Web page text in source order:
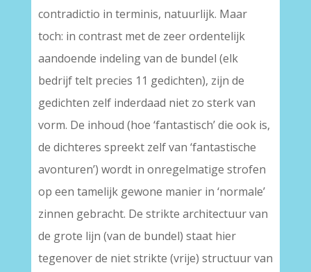
contradictio in terminis, natuurlijk. Maar
toch: in contrast met de zeer ordentelijk
aandoende indeling van de bundel (elk
bedrijf telt precies 11 gedichten), zijn de
gedichten zelf inderdaad niet zo sterk van
vorm. De inhoud (hoe ‘fantastisch’ die ook is,
de dichteres spreekt zelf van ‘fantastische
avonturen’) wordt in onregelmatige strofen
op een tamelijk gewone manier in ‘normale’
zinnen gebracht. De strikte architectuur van
de grote lijn (van de bundel) staat hier
tegenover de niet strikte (vrije) structuur van